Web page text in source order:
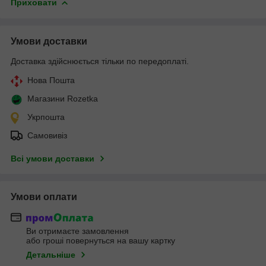
Приховати
Умови доставки
Доставка здійснюється тільки по передоплаті.
Нова Пошта
Магазини Rozetka
Укрпошта
Самовивіз
Всі умови доставки
Умови оплати
Ви отримаєте замовлення
або гроші повернуться на вашу картку
Детальніше